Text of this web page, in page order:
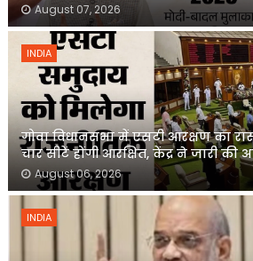
August 07, 2026
INDIA
गोवा विधानसभा में एसटी आरक्षण का
चार सीटें होंगी आरक्षित, केंद्र ने जारी की
August 06, 2026
INDIA